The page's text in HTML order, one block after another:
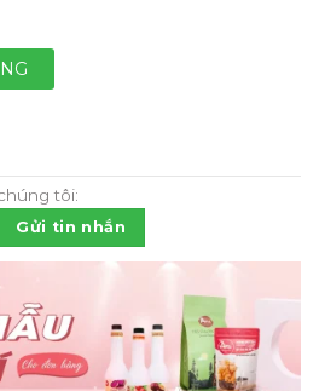
Watermelon - chai 70cl số lượng
tôi:
Gửi tin nhắn